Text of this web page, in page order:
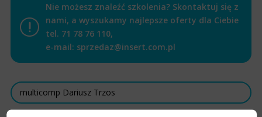
Nie możesz znaleźć szkolenia? Skontaktuj się z
nami, a wyszukamy najlepsze oferty dla Ciebie
tel. 71 78 76 110,
e-mail: sprzedaz@insert.com.pl